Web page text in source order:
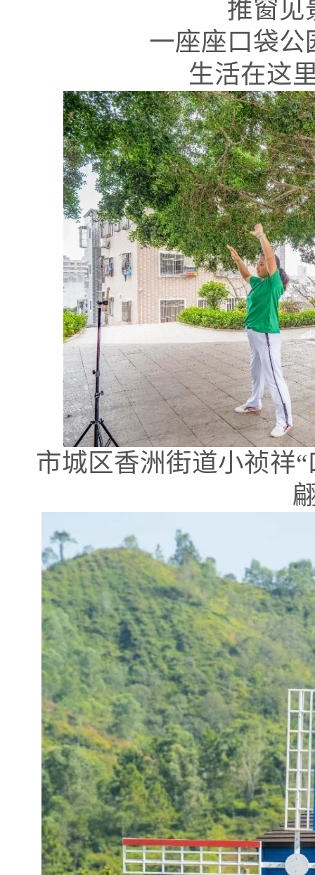
推窗见
一座座口袋公
生活在这
市城区香洲街道小祯祥